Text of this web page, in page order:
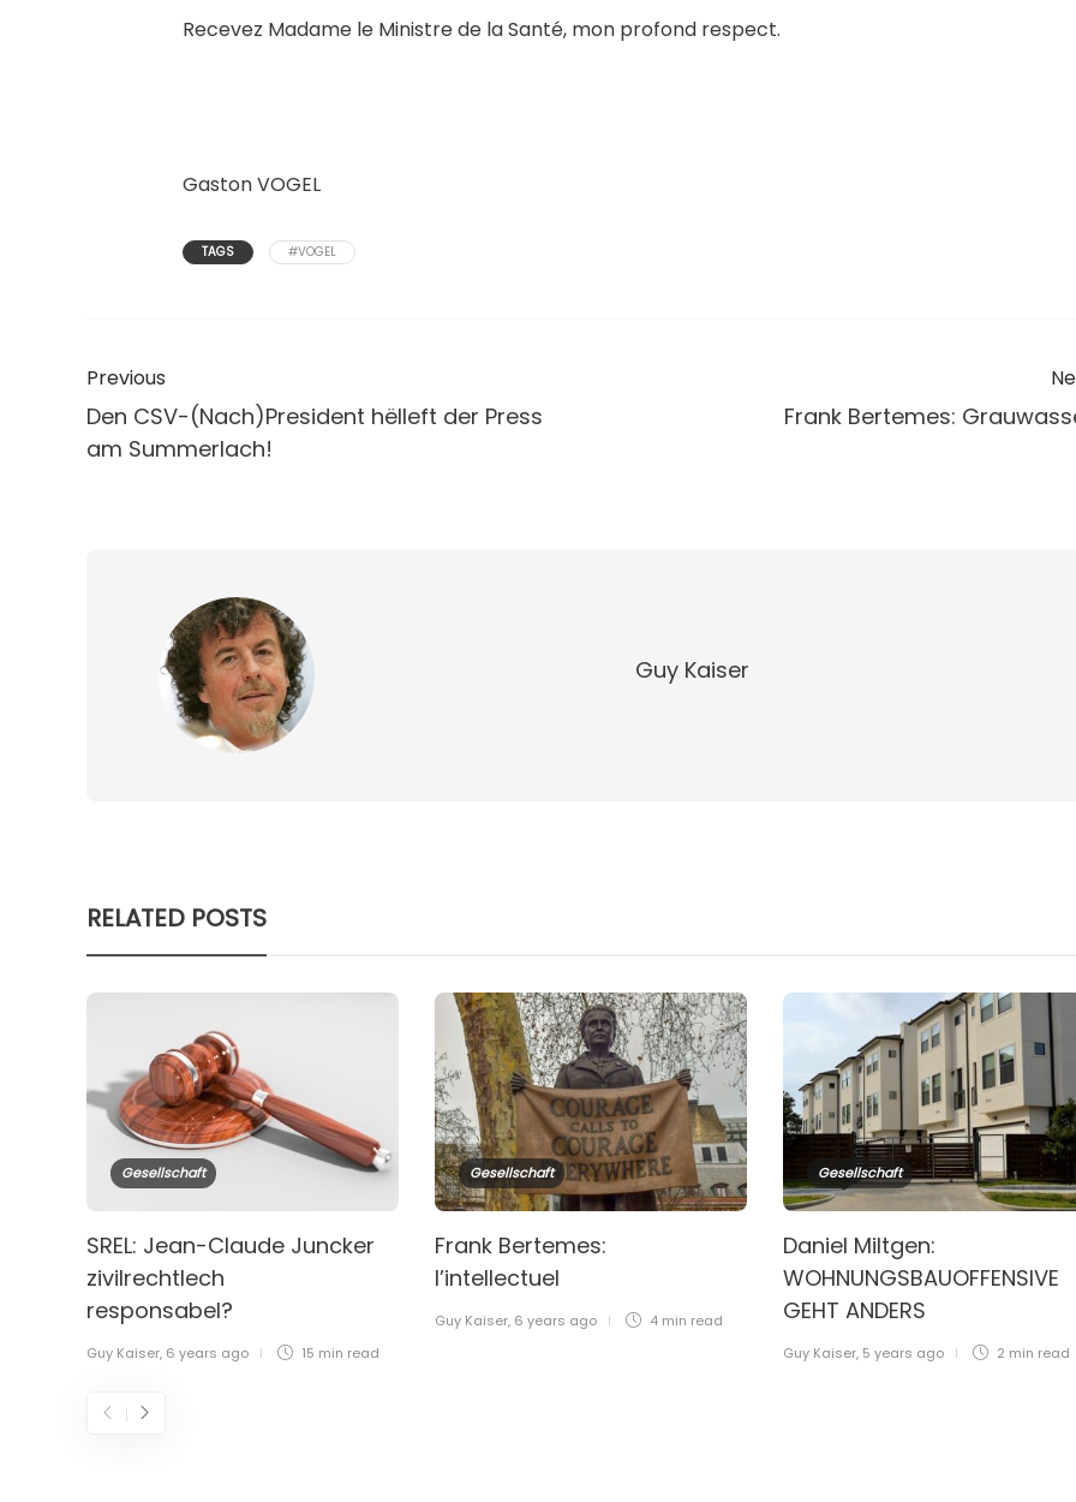
Recevez Madame le Ministre de la Santé, mon profond respect.
Gaston VOGEL
TAGS #VOGEL
Previous
Den CSV-(Nach)President hëlleft der Press
am Summerlach!
Frank Bertemes:
Guy Kaiser
RELATED POSTS
Gesellschaft
SREL: Jean-Claude Juncker
zivilrechtlech
responsabel?
Guy Kaiser, 6 years ago 15 min read
Gesellschaft
Frank Bertemes:
l’intellectuel
Guy Kaiser, 6 years ago 4 min read
Gesellschaft
Daniel Miltgen:
WOHNUNGSBAUOFFENSIVE
GEHT ANDERS
Guy Kaiser, 5 years ago 2 min read